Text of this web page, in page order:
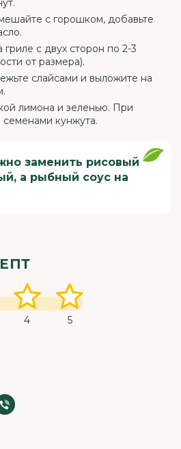
с горошком, добавьте
с двух сторон по 2-3
от размера).
слайсами и выложите на
лимона и зеленью. При
кунжута.
заменить рисовый
а рыбный соус на
4 5